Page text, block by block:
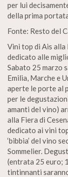
per lui
della prima
Fonte: Resto del
Vini top di Ais alla
dedicato alle
Sabato 25 marzo
Emilia, Marche e
aperte le porte al
per le
amanti del vino)
alla Fiera di
dedicato ai vini
‘bibbia’ del vino
Sommelier.
(entrata 25 euro;
tintinnanti